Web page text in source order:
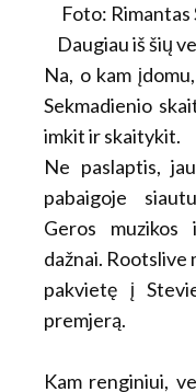
Foto:
Daugiau iš šių
Na, o kam
Sekmadienio
imkit ir skaitykit.
Ne paslaptis,
pabaigoje
Geros muzikos
dažnai. Rootslive
pakvietę į
premjerą.
Kam renginiui,